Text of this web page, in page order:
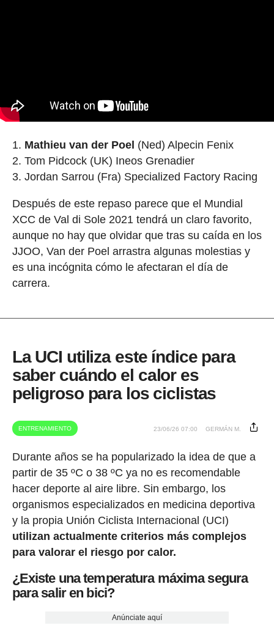
Mathieu van der Poel (Ned) Alpecin Fenix
Tom Pidcock (UK) Ineos Grenadier
Jordan Sarrou (Fra) Specialized Factory Racing
Después de este repaso parece que el Mundial
XCC de Val di Sole 2021 tendrá un claro favorito,
aunque no hay que olvidar que tras su caída en los
JJOO, Van der Poel arrastra algunas molestias y
es una incógnita cómo le afectaran el día de
carrera.
La UCI utiliza este índice para
saber cuándo el calor es
peligroso para los ciclistas
ENTRENAMIENTO 23/06/26 07:00 GERMÁN M.
Durante años se ha popularizado la idea de que a
partir de 35 ºC o 38 ºC ya no es recomendable
hacer deporte al aire libre. Sin embargo, los
organismos especializados en medicina deportiva
y la propia Unión Ciclista Internacional (UCI)
utilizan actualmente criterios más complejos
para valorar el riesgo por calor.
¿Existe una temperatura máxima segura
para salir en bici?
Anúnciate aquí